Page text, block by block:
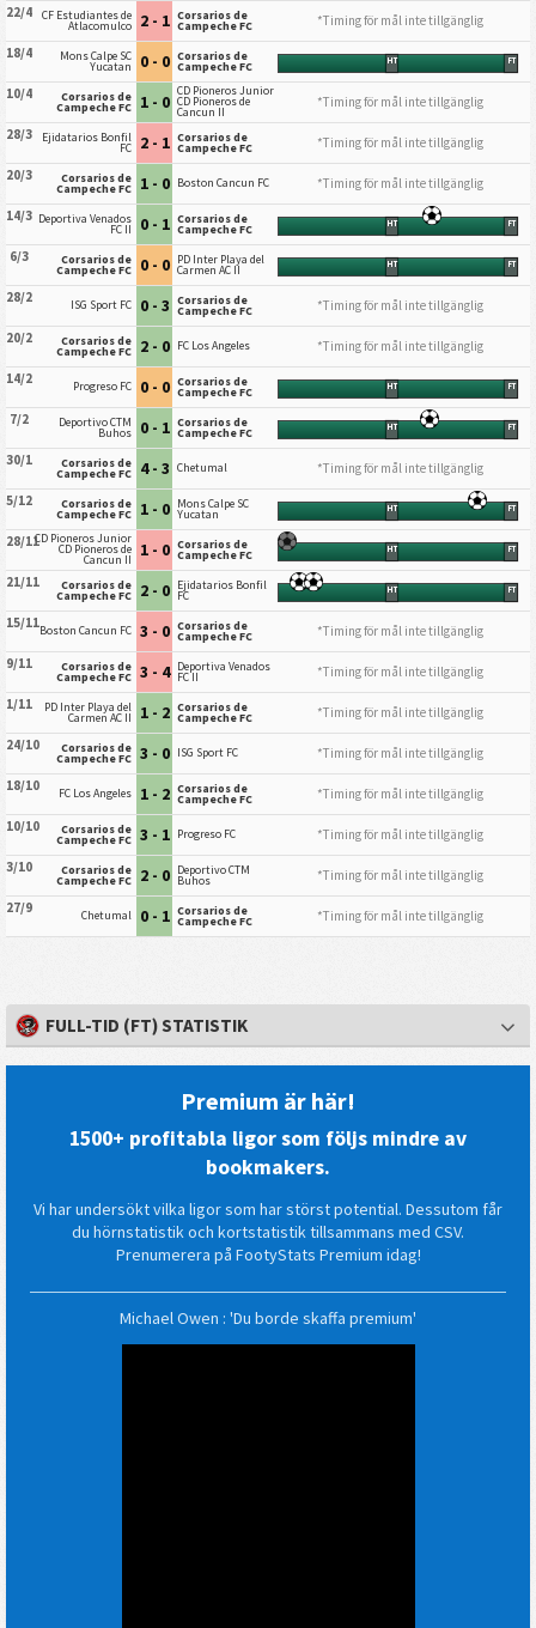
22/4 CF Estudiantes de
Atlacomulco 2 - 1 Corsarios de
Campeche FC
*Timing för mål inte tillgänglig
18/4
Mons Calpe SC
Yucatan 0 - 0 Corsarios de
Campeche FC HT FT
10/4 Corsarios de
Campeche FC 1 - 0 CD Pioneros Junior
CD Pioneros de
Cancun II
*Timing för mål inte tillgänglig
28/3
Ejidatarios Bonfil
FC 2 - 1 Corsarios de
Campeche FC
*Timing för mål inte tillgänglig
20/3
Corsarios de
Campeche FC 1 - 0 Boston Cancun FC
*Timing för mål inte tillgänglig
14/3 Deportiva Venados
FC II 0 - 1 Corsarios de
Campeche FC HT FT
6/3 Corsarios de
Campeche FC 0 - 0 PD Inter Playa del
Carmen AC II HT FT
28/2 ISG Sport FC 0 - 3 Corsarios de
Campeche FC
*Timing för mål inte tillgänglig
20/2
Corsarios de
Campeche FC 2 - 0 FC Los Angeles
*Timing för mål inte tillgänglig
14/2
Progreso FC 0 - 0 Corsarios de
Campeche FC HT FT
7/2 Deportivo CTM
Buhos 0 - 1 Corsarios de
Campeche FC HT FT
30/1 Corsarios de
Campeche FC 4 - 3 Chetumal
*Timing för mål inte tillgänglig
5/12
Corsarios de
Campeche FC 1 - 0 Mons Calpe SC
Yucatan HT FT
28/11CD Pioneros Junior
CD Pioneros de
Cancun II 1 - 0 Corsarios de
Campeche FC HT FT
21/11 Corsarios de
Campeche FC 2 - 0 Ejidatarios Bonfil
FC HT FT
15/11Boston Cancun FC 3 - 0 Corsarios de
Campeche FC
*Timing för mål inte tillgänglig
9/11
Corsarios de
Campeche FC 3 - 4 Deportiva Venados
FC II
*Timing för mål inte tillgänglig
1/11
PD Inter Playa del
Carmen AC II 1 - 2 Corsarios de
Campeche FC
*Timing för mål inte tillgänglig
24/10
Corsarios de
Campeche FC 3 - 0 ISG Sport FC
*Timing för mål inte tillgänglig
18/10
FC Los Angeles 1 - 2 Corsarios de
Campeche FC
*Timing för mål inte tillgänglig
10/10
Corsarios de
Campeche FC 3 - 1 Progreso FC
*Timing för mål inte tillgänglig
3/10
Corsarios de
Campeche FC 2 - 0 Deportivo CTM
Buhos
*Timing för mål inte tillgänglig
27/9
Chetumal 0 - 1 Corsarios de
Campeche FC *Timing för mål inte tillgänglig
FULL-TID (FT) STATISTIK
Premium är här!
1500+ profitabla ligor som följs mindre av
bookmakers.
Vi har undersökt vilka ligor som har störst potential. Dessutom får
du hörnstatistik och kortstatistik tillsammans med CSV.
Prenumerera på FootyStats Premium idag!
Michael Owen : 'Du borde skaffa premium'